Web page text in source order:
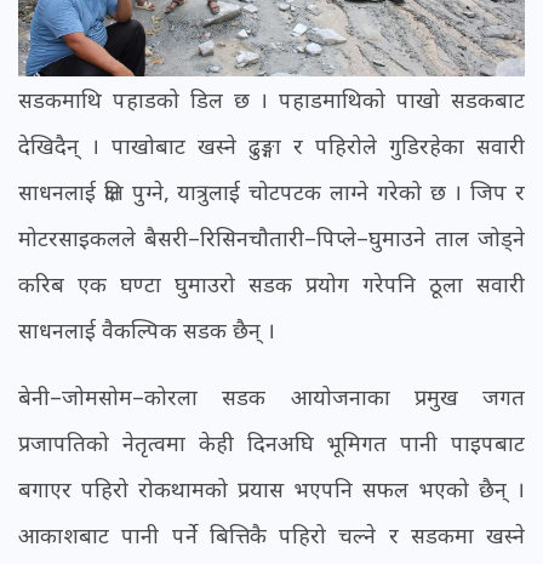
सडकमाथि पहाडको डिल छ । पहाडमाथिको पाखो सडकबाट
देखिदैन् । पाखोबाट खस्ने ढुङ्गा र पहिरोले गुडिरहेका सवारी
साधनलाई क्षति पुग्ने, यात्रुलाई चोटपटक लाग्ने गरेको छ । जिप र
मोटरसाइकलले बैसरी–रिसिनचौतारी–पिप्ले–घुमाउने ताल जोड्ने
करिब एक घण्टा घुमाउरो सडक प्रयोग गरेपनि ठूला सवारी
साधनलाई वैकल्पिक सडक छैन् ।
बेनी–जोमसोम–कोरला सडक आयोजनाका प्रमुख जगत
प्रजापतिको नेतृत्वमा केही दिनअघि भूमिगत पानी पाइपबाट
बगाएर पहिरो रोकथामको प्रयास भएपनि सफल भएको छैन् ।
आकाशबाट पानी पर्ने बित्तिकै पहिरो चल्ने र सडकमा खस्ने